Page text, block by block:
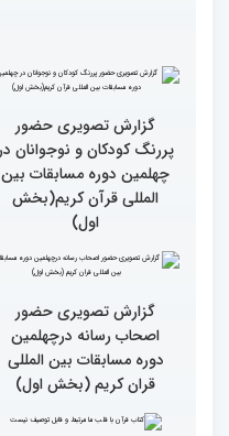
میلاد
جزئیات چهارمین روز رقابت
بخش برادران مسابقات
بین‌المللی قرآن کریم
گزارش تصویری حضور
پررنگ کودکان و نوجوانان در
چهلمین دوره مسابقات بین
المللی قرآن کریم(بخش